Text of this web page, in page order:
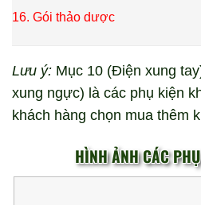
16. Gói thảo dược
Lưu ý: Mục 10 (Điện xung
xung ngực) là các phụ kiện
khách hàng chọn mua thêm
HÌNH ẢNH CÁC